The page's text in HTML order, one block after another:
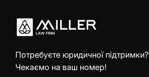
Потребуєте юридичної підтримки?
Чекаємо на ваш номер!